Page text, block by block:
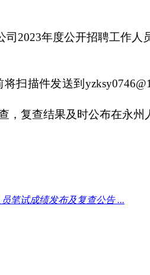
2023年度公开招聘工作人
将扫描件发送到
复查结果及时公布在永州
笔试成绩发布及复查公告 ...